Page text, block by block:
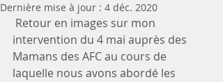
Dernière mise à jour : 4 déc. 2020
intervention du 4 mai auprès des
Mamans des AFC au cours de
laquelle nous avons abordé les